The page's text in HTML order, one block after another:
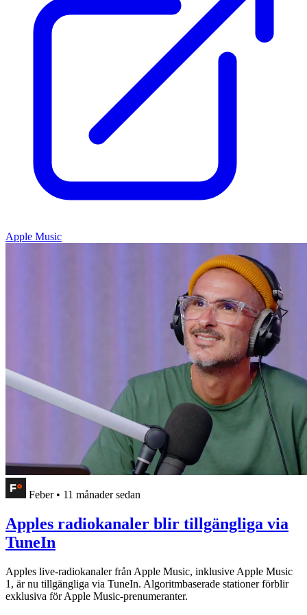
Apple Music
Feber • 11 månader sedan
Apples radiokanaler blir tillgängliga via
TuneIn
Apples live-radiokanaler från Apple Music, inklusive Apple Music
1, är nu tillgängliga via TuneIn. Algoritmbaserade stationer förblir
exklusiva för Apple Music-prenumeranter.